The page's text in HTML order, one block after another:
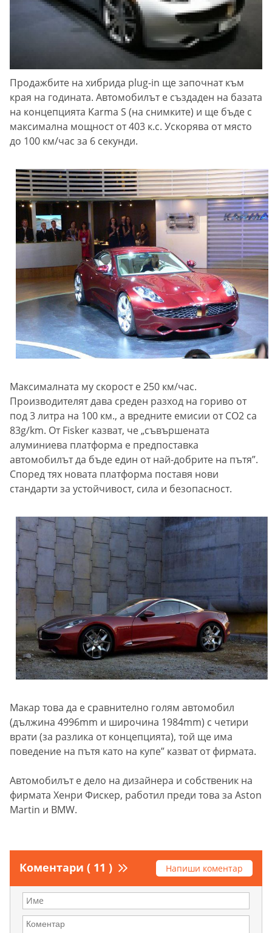
Продажбите на хибрида plug-in ще започнат към
края на годината. Автомобилът е създаден на базата
на концепцията Karma S (на снимките) и ще бъде с
максимална мощност от 403 к.с. Ускорява от място
до 100 км/час за 6 секунди.
Максималната му скорост е 250 км/час.
Производителят дава среден разход на гориво от
под 3 литра на 100 км., а вредните емисии от СО2 са
83g/km. От Fisker казват, че „съвършената
алуминиева платформа е предпоставка
автомобилът да бъде един от най-добрите на пътя”.
Според тях новата платформа поставя нови
стандарти за устойчивост, сила и безопасност.
Макар това да е сравнително голям автомобил
(дължина 4996mm и широчина 1984mm) с четири
врати (за разлика от концепцията), той ще има
поведение на пътя като на купе” казват от фирмата.
Автомобилът е дело на дизайнера и собственик на
фирмата Хенри Фискер, работил преди това за Aston
Martin и BMW.
Коментари ( 11 ) Напиши коментар